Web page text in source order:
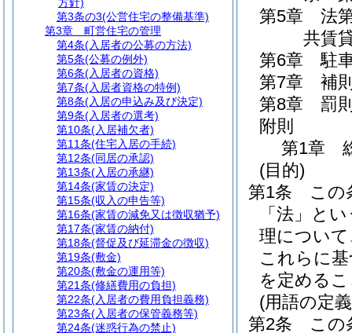
第5章
法
共賃
第6章
駐
第7章
補
第8章
罰
附則
第1章
(目的)
第1条
この
「法」と
理につい
これらに
を定める
(用語の定
第2条
この
第3条の3(公営住宅の整備基準)
第3章
町営住宅の管理
第4条(入居者の公募の方法)
第5条(公募の例外)
第6条(入居者の資格)
第7条(入居者資格の特例)
第8条(入居の申込み及び決定)
第9条(入居者の選考)
第10条(入居補欠者)
第11条(住宅入居の手続)
第12条(同居の承認)
第13条(入居の承継)
第14条(家賃の決定)
第15条(収入の申告等)
第16条(家賃の減免又は徴収猶予)
第17条(家賃の納付)
第18条(督促及び延滞金の徴収)
第19条(敷金)
第20条(敷金の運用等)
第21条(修繕費用の負担)
第22条(入居者の費用負担義務)
第23条(入居者の保管義務等)
第24条(迷惑行為の禁止)